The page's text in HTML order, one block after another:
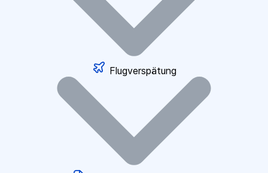
Flugverspätung